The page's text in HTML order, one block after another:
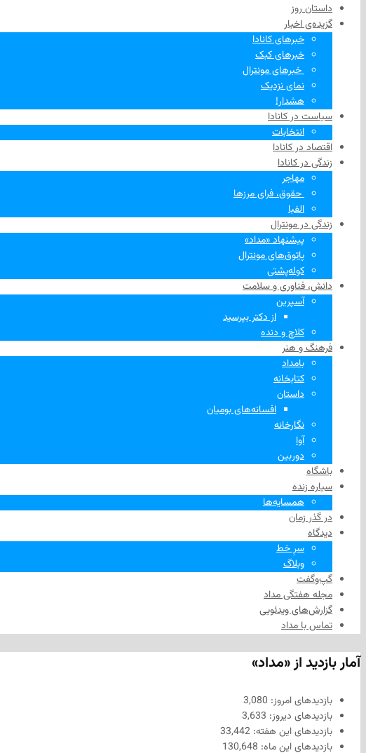
داستان روز
گزیده‌ی‌ اخبار
خبرهای کانادا
خبرهای کبک
‌ خبرهای مونترال
نمای نزدیک
هشدار!
سیاست در کانادا
انتخابات
اقتصاد در کانادا
زندگی در کانادا
مهاجر
‌ حقوق، فرای مرزها
الفبا
زندگی در مونترال
پیشنهاد «مداد»
پاتوق‌های مونترال
کوله‌پشتی
دانش، فناوری و سلامت
آسپرین
از دکتر بپرسید
کلاچ و دنده
فرهنگ و هنر
بامداد
کتابخانه
داستان
افسانه‌های بومیان
نگارخانه
آوا
دوربین
باشگاه
سیاره زنده
همسایه‌ها
در گذر زمان
دیدگاه
سرِ خط
وبلاگ
گپ‌وگفت
مجله هفتگی مداد
گزارش‌های ویدئویی
تماس با مداد
آمار بازدید از «مداد»
بازدیدهای امروز: 3,080
بازدیدهای دیروز: 3,633
بازدیدهای این هفته: 33,442
بازدیدهای این ماه: 130,648